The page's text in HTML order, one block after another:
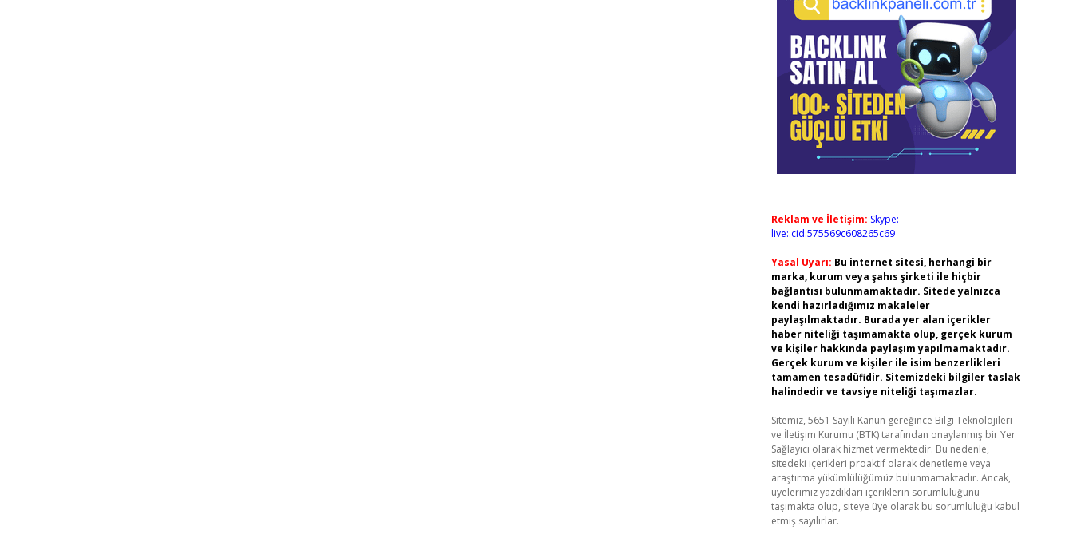
Reklam ve İletişim: Skype:
live:.cid.575569c608265c69
Yasal Uyarı: Bu internet sitesi, herhangi bir
marka, kurum veya şahıs şirketi ile hiçbir
bağlantısı bulunmamaktadır. Sitede yalnızca
kendi hazırladığımız makaleler
paylaşılmaktadır. Burada yer alan içerikler
haber niteliği taşımamakta olup, gerçek kurum
ve kişiler hakkında paylaşım yapılmamaktadır.
Gerçek kurum ve kişiler ile isim benzerlikleri
tamamen tesadüfidir. Sitemizdeki bilgiler taslak
halindedir ve tavsiye niteliği taşımazlar.
Sitemiz, 5651 Sayılı Kanun gereğince Bilgi Teknolojileri
ve İletişim Kurumu (BTK) tarafından onaylanmış bir Yer
Sağlayıcı olarak hizmet vermektedir. Bu nedenle,
sitedeki içerikleri proaktif olarak denetleme veya
araştırma yükümlülüğümüz bulunmamaktadır. Ancak,
üyelerimiz yazdıkları içeriklerin sorumluluğunu
taşımakta olup, siteye üye olarak bu sorumluluğu kabul
etmiş sayılırlar.